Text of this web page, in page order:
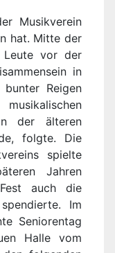
Musikverein
hat. Mitte der
vor der
in
Reigen
der älteren
folgte. Die
spielte
Jahren
auch die
Im
Seniorentag
Halle vom